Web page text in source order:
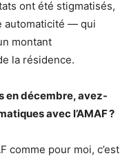
ont été stigmatisés,
automaticité — qui
montant
la résidence.
en décembre, avez-
avec l’AMAF ?
comme pour moi, c’est